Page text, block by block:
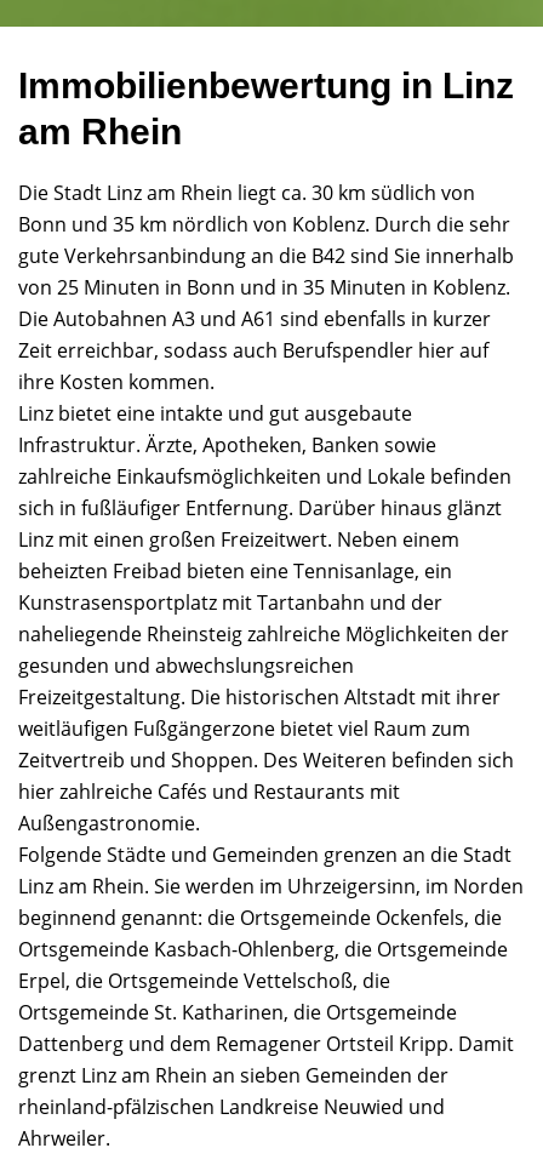
Immobilienbewertung in Linz
am Rhein
Die Stadt Linz am Rhein liegt ca. 30 km südlich von
Bonn und 35 km nördlich von Koblenz. Durch die sehr
gute Verkehrsanbindung an die B42 sind Sie innerhalb
von 25 Minuten in Bonn und in 35 Minuten in Koblenz.
Die Autobahnen A3 und A61 sind ebenfalls in kurzer
Zeit erreichbar, sodass auch Berufspendler hier auf
ihre Kosten kommen.
Linz bietet eine intakte und gut ausgebaute
Infrastruktur. Ärzte, Apotheken, Banken sowie
zahlreiche Einkaufsmöglichkeiten und Lokale befinden
sich in fußläufiger Entfernung. Darüber hinaus glänzt
Linz mit einen großen Freizeitwert. Neben einem
beheizten Freibad bieten eine Tennisanlage, ein
Kunstrasensportplatz mit Tartanbahn und der
naheliegende Rheinsteig zahlreiche Möglichkeiten der
gesunden und abwechslungsreichen
Freizeitgestaltung. Die historischen Altstadt mit ihrer
weitläufigen Fußgängerzone bietet viel Raum zum
Zeitvertreib und Shoppen. Des Weiteren befinden sich
hier zahlreiche Cafés und Restaurants mit
Außengastronomie.
Folgende Städte und Gemeinden grenzen an die Stadt
Linz am Rhein. Sie werden im Uhrzeigersinn, im Norden
beginnend genannt: die Ortsgemeinde Ockenfels, die
Ortsgemeinde Kasbach-Ohlenberg, die Ortsgemeinde
Erpel, die Ortsgemeinde Vettelschoß, die
Ortsgemeinde St. Katharinen, die Ortsgemeinde
Dattenberg und dem Remagener Ortsteil Kripp. Damit
grenzt Linz am Rhein an sieben Gemeinden der
rheinland-pfälzischen Landkreise Neuwied und
Ahrweiler.